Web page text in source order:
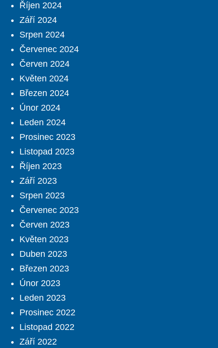
Říjen 2024
Září 2024
Srpen 2024
Červenec 2024
Červen 2024
Květen 2024
Březen 2024
Únor 2024
Leden 2024
Prosinec 2023
Listopad 2023
Říjen 2023
Září 2023
Srpen 2023
Červenec 2023
Červen 2023
Květen 2023
Duben 2023
Březen 2023
Únor 2023
Leden 2023
Prosinec 2022
Listopad 2022
Září 2022